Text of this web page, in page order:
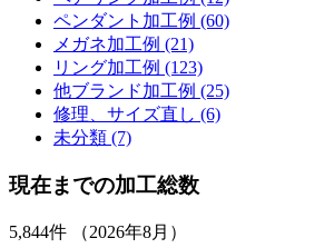
ペンダント加工例 (60)
メガネ加工例 (21)
リング加工例 (123)
他ブランド加工例 (25)
修理、サイズ直し (6)
未分類 (7)
現在までの加工総数
5,844件 （2026年8月）